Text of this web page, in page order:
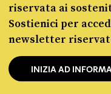
riservata ai
Sostienici per
newsletter
INIZIA AD
Fact-